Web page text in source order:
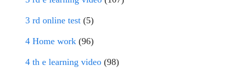
3 rd online test (5)
4 Home work (96)
4 th e learning video (98)